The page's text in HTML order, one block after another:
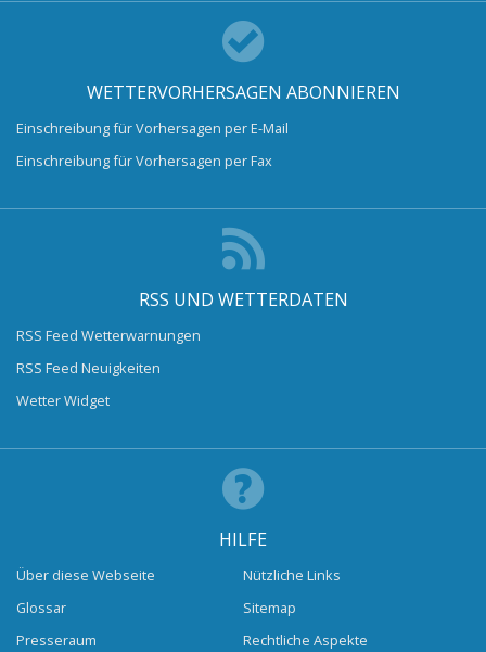
WETTERVORHERSAGEN ABONNIEREN
Einschreibung für Vorhersagen per E-Mail
Einschreibung für Vorhersagen per Fax
RSS UND WETTERDATEN
RSS Feed Wetterwarnungen
RSS Feed Neuigkeiten
Wetter Widget
HILFE
Über diese Webseite
Glossar
Presseraum
Nützliche Links
Sitemap
Rechtliche Aspekte